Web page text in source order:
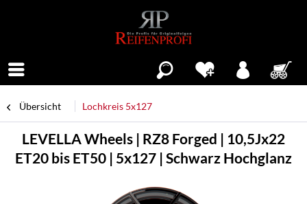
Übersicht Lochkreis 5x127
LEVELLA Wheels | RZ8 Forged | 10,5Jx22
ET20 bis ET50 | 5x127 | Schwarz Hochglanz